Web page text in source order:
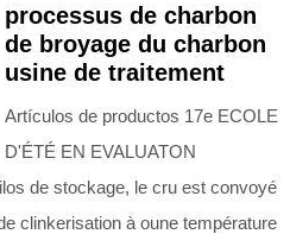
processus de charbon
de broyage du charbon
usine de traitement
Artículos de productos 17e ECOLE
D'ÉTÉ EN EVALUATON
de stockage, le cru est convoyé
clinkerisation à oune température